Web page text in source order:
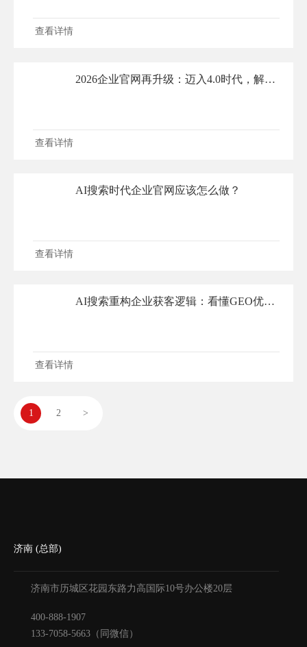
查看详情
2026企业官网再升级：迈入4.0时代，解锁AI搜索营销新利器
查看详情
AI搜索时代企业官网应该怎么做？
查看详情
AI搜索重构企业获客逻辑：看懂GEO优化，才懂官网为何是流量终极底盘
查看详情
1 2 >
济南 (总部)
济南市历城区花园东路力高国际10号办公楼20层
400-888-1907
133-7058-5663（同微信）